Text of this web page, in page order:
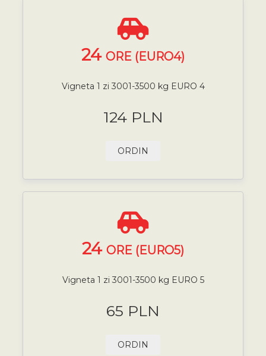
24 ORE (EURO4)
Vigneta 1 zi 3001-3500 kg EURO 4
124 PLN
ORDIN
24 ORE (EURO5)
Vigneta 1 zi 3001-3500 kg EURO 5
65 PLN
ORDIN